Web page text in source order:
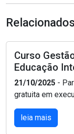
Relacionados
Curso
Educação
21/10/2025 -
gratuita em
leia mais